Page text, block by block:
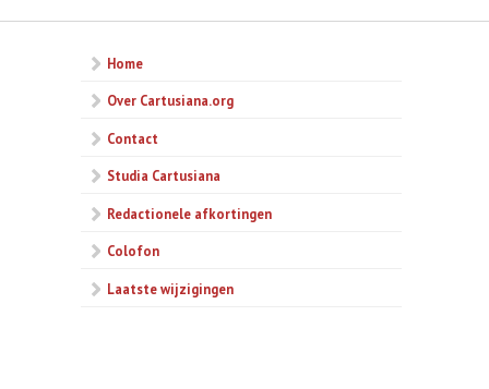
Home
Over Cartusiana.org
Contact
Studia Cartusiana
Redactionele afkortingen
Colofon
Laatste wijzigingen